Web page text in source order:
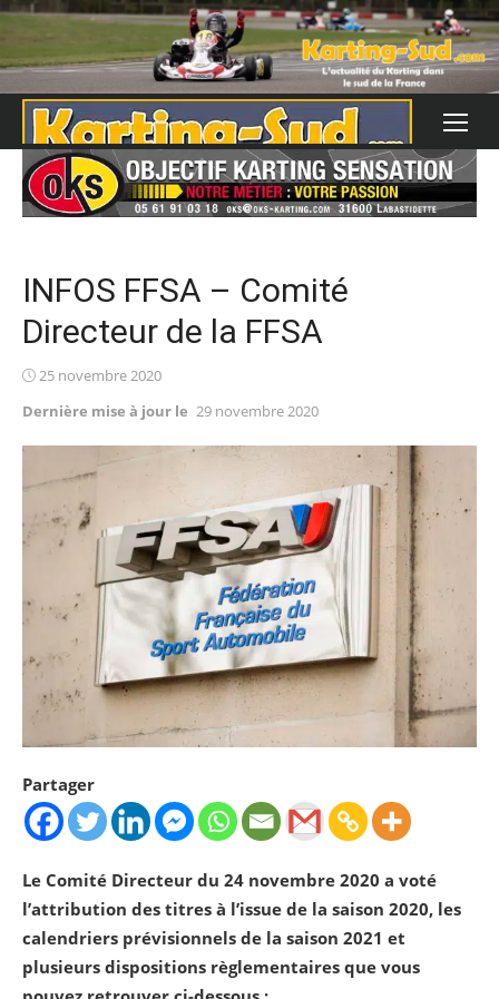
Skip
content
INFOS FFSA – Comité
Directeur de la FFSA
Posted
25 novembre 2020
Dernière mise à jour le 29 novembre 2020
Partager
Le Comité Directeur du 24 novembre 2020 a voté
l’attribution des titres à l’issue de la saison 2020, les
calendriers prévisionnels de la saison 2021 et
plusieurs dispositions règlementaires que vous